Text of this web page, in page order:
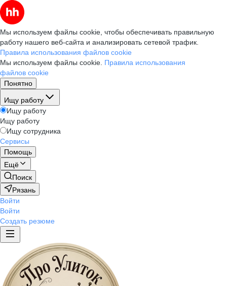
Мы используем файлы cookie, чтобы обеспечивать правильную
работу нашего веб-сайта и анализировать сетевой трафик.
Правила использования файлов cookie
Мы используем файлы cookie. Правила использования
файлов cookie
Понятно
Ищу работу
Ищу работу
Ищу работу
Ищу сотрудника
Сервисы
Помощь
Ещё
Поиск
Рязань
Войти
Войти
Создать резюме